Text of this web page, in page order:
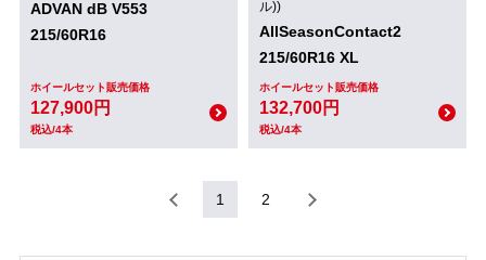
ADVAN dB V553
215/60R16
ホイールセット販売価格
127,900円
税込/4本
ル))
AllSeasonContact2
215/60R16 XL
ホイールセット販売価格
132,700円
税込/4本
1 2